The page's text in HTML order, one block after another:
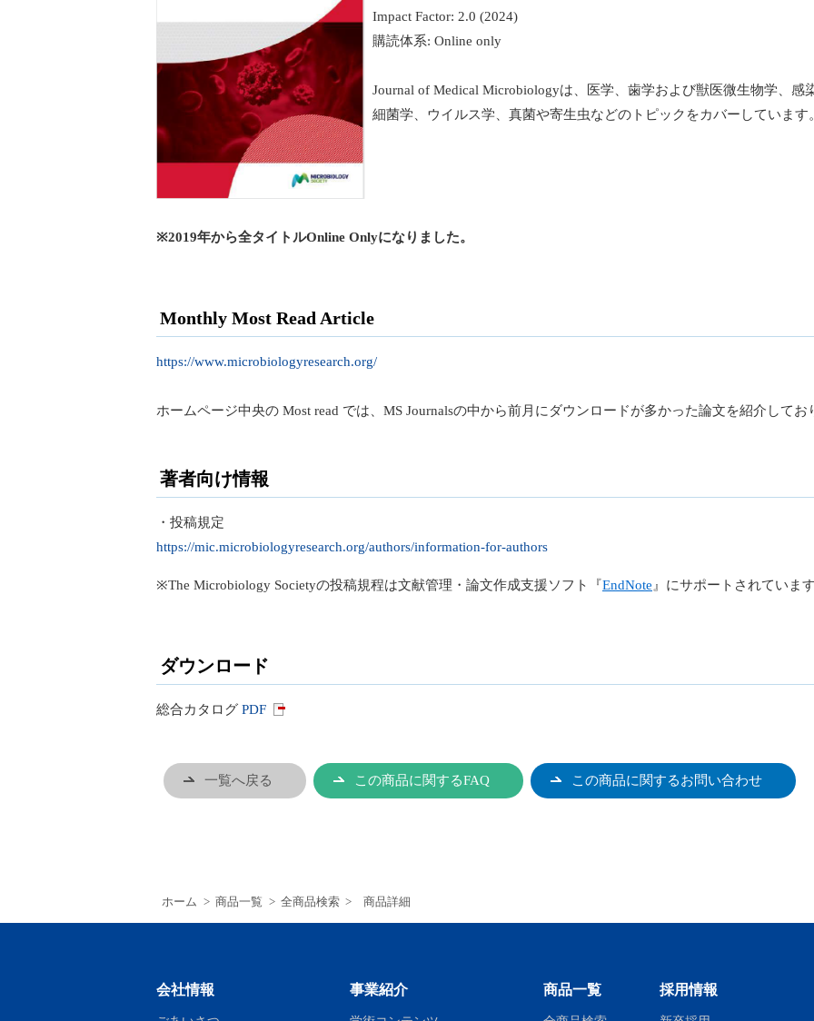
Impact Factor: 2.0 (2024)
購読体系: Online only
Journal of Medical Microbiologyは、医学、歯学および獣医微生物学、感
細菌学、ウイルス学、真菌や寄生虫などのトピックをカバーしています。
※2019年から全タイトルOnline Onlyになりました。
Monthly Most Read Article
https://www.microbiologyresearch.org/
ホームページ中央の Most read では、MS Journalsの中から前月にダウンロードが多かった論文を紹介してお
著者向け情報
・投稿規定
https://mic.microbiologyresearch.org/authors/information-for-authors
※The Microbiology Societyの投稿規程は文献管理・論文作成支援ソフト『EndNote 』にサポートされています
ダウンロード
総合カタログ PDF
一覧へ戻る この商品に関するFAQ この商品に関するお問い合わせ
ホーム > 商品一覧 > 全商品検索 > 商品詳細
会社情報 事業紹介 商品一覧 採用情報